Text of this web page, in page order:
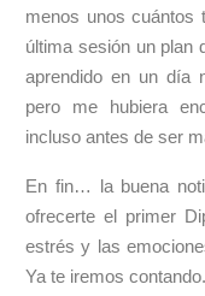
menos unos cuántos
última sesión un plan
aprendido en un día
pero me hubiera
incluso antes de ser
En fin… la buena
ofrecerte el primer
estrés y las
Ya te iremos contando.